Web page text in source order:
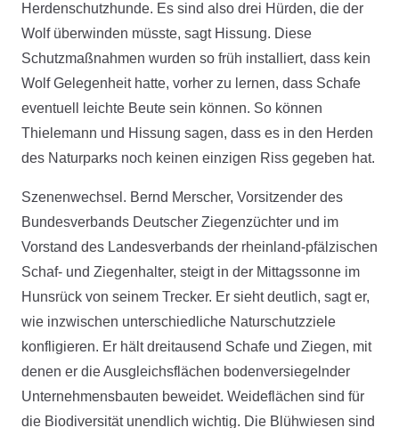
Herdenschutzhunde. Es sind also drei Hürden, die der
Wolf überwinden müsste, sagt Hissung. Diese
Schutzmaßnahmen wurden so früh installiert, dass kein
Wolf Gelegenheit hatte, vorher zu lernen, dass Schafe
eventuell leichte Beute sein können. So können
Thielemann und Hissung sagen, dass es in den Herden
des Naturparks noch keinen einzigen Riss gegeben hat.
Szenenwechsel. Bernd Merscher, Vorsitzender des
Bundesverbands Deutscher Ziegenzüchter und im
Vorstand des Landesverbands der rheinland-pfälzischen
Schaf- und Ziegenhalter, steigt in der Mittagssonne im
Hunsrück von seinem Trecker. Er sieht deutlich, sagt er,
wie inzwischen unterschiedliche Naturschutzziele
konfligieren. Er hält dreitausend Schafe und Ziegen, mit
denen er die Ausgleichsflächen bodenversiegelnder
Unternehmensbauten beweidet. Weideflächen sind für
die Biodiversität unendlich wichtig. Die Blühwiesen sind